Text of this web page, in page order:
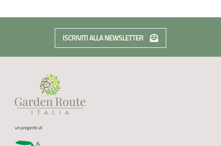
ISCRIVITI ALLA NEWSLETTER
un progetto di